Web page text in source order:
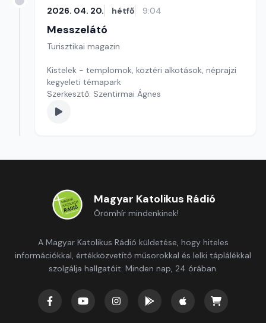
2026. 04. 20. hétfő 9:04
Messzelátó
Turisztikai magazin
Kistelek - templomok, köztéri alkotások, néprajzi
kegyeleti témapark
Szerkesztő: Szentirmai Ágnes
Magyar Katolikus Rádió
Örömhír mindenkinek!
A Magyar Katolikus Rádió küldetése, hogy hiteles
információkkal, értékközvetítő műsorokkal és lelki táplálékkal
szolgálja hallgatóit. Minden nap, 24 órában.